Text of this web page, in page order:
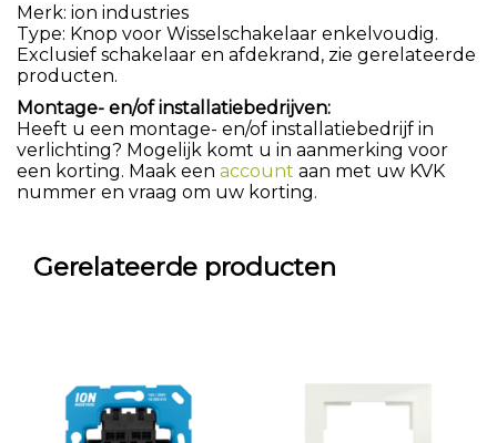
Merk: ion industries
Type: Knop voor Wisselschakelaar enkelvoudig.
Exclusief schakelaar en afdekrand, zie gerelateerde
producten.
Montage- en/of installatiebedrijven:
Heeft u een montage- en/of installatiebedrijf in
verlichting? Mogelijk komt u in aanmerking voor
een korting. Maak een account aan met uw KVK
nummer en vraag om uw korting.
Gerelateerde producten